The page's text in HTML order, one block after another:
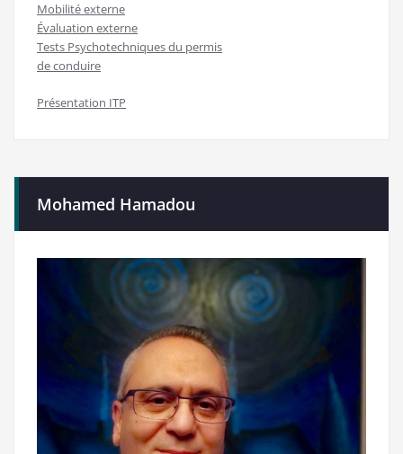
Mobilité externe
Évaluation externe
Tests Psychotechniques du permis
de conduire
Présentation ITP
Mohamed Hamadou